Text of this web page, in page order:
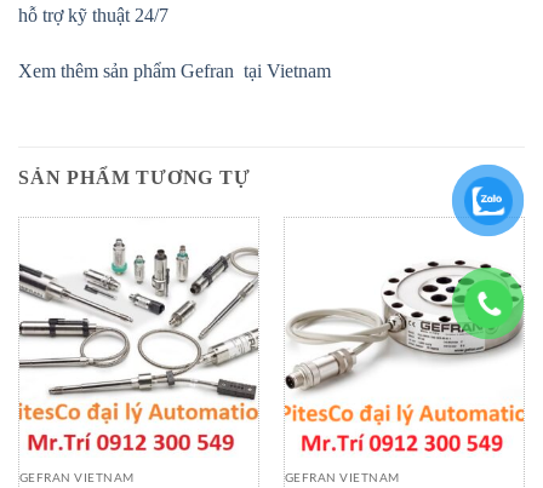
hỗ trợ kỹ thuật 24/7
Xem thêm sản phẩm Gefran tại Vietnam
SẢN PHẨM TƯƠNG TỰ
GEFRAN VIETNAM GEFRAN VIETNAM